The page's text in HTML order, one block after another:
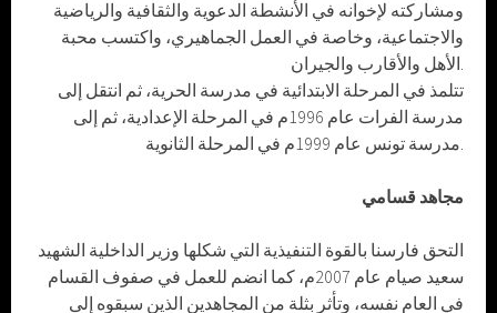
ومشاركته لإخوانه في الأنشطة الدعوية والثقافية والرياضية
والاجتماعية، وخاصة في العمل الجماهيري، واكتسب محبة
تتلمذ في المرحلة الابتدائية في مدرسة الحرية، ثم انتقل إلى
مدرسة الفرات عام 1996م في المرحلة الإعدادية، ثم إلى
مجاهد قسامي
التحق فارسنا بالقوة التنفيذية التي شكلها وزير الداخلية الشهيد
سعيد صيام عام 2007م، كما انضم للعمل في صفوف القسام
في العام نفسه، وتأثر بثلة من المجاهدين الذين سبقوه إلى